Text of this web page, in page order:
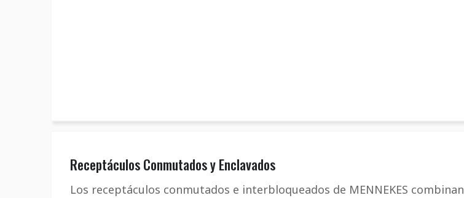
Receptáculos Conmutados y Enclavados
Los receptáculos conmutados e interbloqueados de MENNEKES combinan